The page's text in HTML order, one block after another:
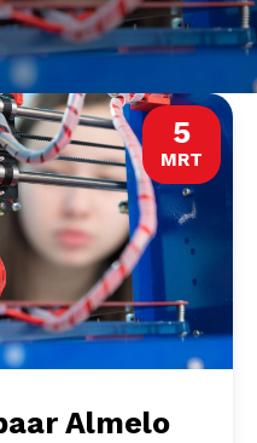
5
MRT
Almelo